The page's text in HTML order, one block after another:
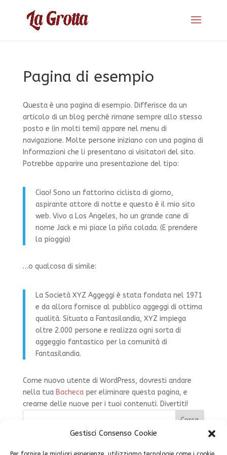
Gestisci Consenso Cookie
Pagina di esempio
Questa è una pagina di esempio. Differisce da un
articolo di un blog perché rimane sempre allo stesso
posto e (in molti temi) appare nel menu di
navigazione. Molte persone iniziano con una pagina di
Informazioni che li presentano ai visitatori del sito.
Potrebbe apparire una presentazione del tipo:
Ciao! Sono un fattorino ciclista di giorno,
aspirante attore di notte e questo è il mio sito
web. Vivo a Los Angeles, ho un grande cane di
nome Jack e mi piace la piña colada. (E prendere
la pioggia)
…o qualcosa di simile:
La Società XYZ Aggeggi è stata fondata nel 1971
e da allora fornisce al pubblico aggeggi di ottima
qualità. Situata a Fantasilandia, XYZ impiega
oltre 2.000 persone e realizza ogni sorta di
aggeggio fantastico per la comunità di
Fantasilandia.
Come nuovo utente di WordPress, dovresti andare
nella tua Bachecaper eliminare questa pagina, e
crearne delle nuove per i tuoi contenuti. Divertiti!
Cerca
Articoli recenti